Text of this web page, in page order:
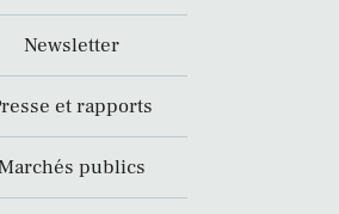
Newsletter
et rapports
publics